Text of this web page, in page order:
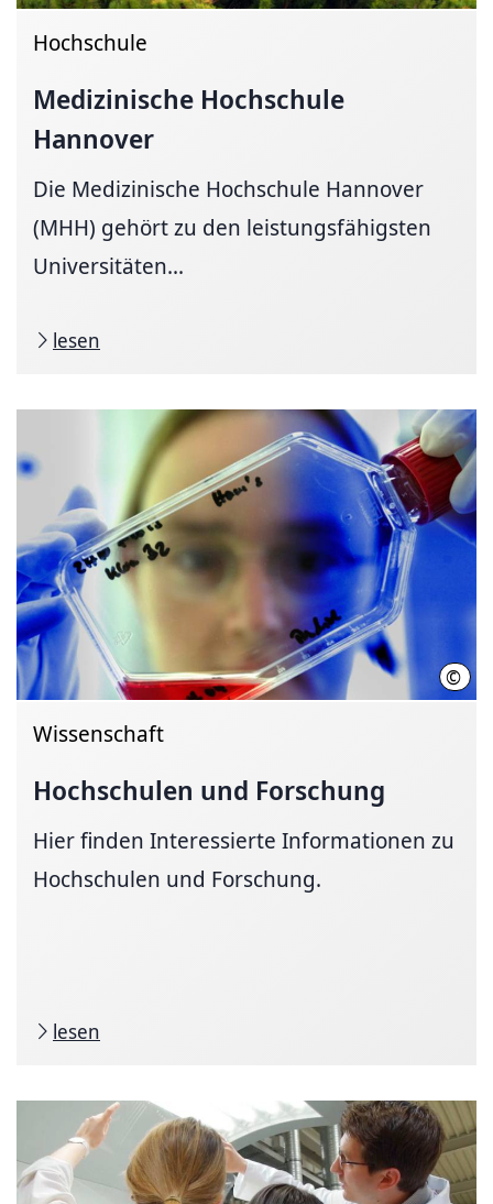
Hochschule
Medizinische Hochschule
Hannover
Die Medizinische Hochschule Hannover
(MHH) gehört zu den leistungsfähigsten
Universitäten...
lesen
©
Wissenschaft
Hochschulen und Forschung
Hier finden Interessierte Informationen zu
Hochschulen und Forschung.
lesen